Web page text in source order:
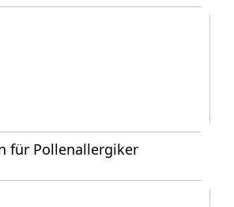
für Pollenallergiker